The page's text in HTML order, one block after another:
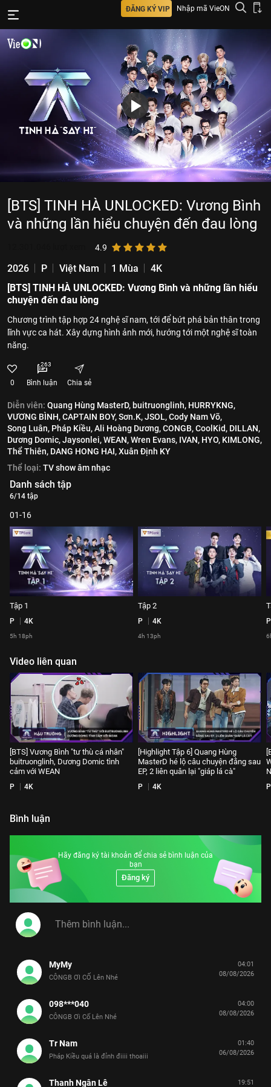
ĐĂNG KÝ VIP Nhập mã VieON
[BTS] TINH HÀ UNLOCKED: Vương Bình
và những lần hiểu chuyện đến đau lòng
4.9
2026 P Việt Nam 1 Mùa
4K
[BTS] TINH HÀ UNLOCKED: Vương Bình và những lần hiểu
chuyện đến đau lòng
Chương trình tập hợp 24 nghệ sĩ nam, tới để bứt phá bản thân trong
lĩnh vực ca hát. Xây dựng hình ảnh mới, hướng tới một nghệ sĩ toàn
năng.
0
263
Bình luận Chia sẻ
Diễn viên: Quang Hùng MasterD, buitruonglinh, HURRYKNG,
VƯƠNG BÌNH,CAPTAIN BOY,Sơn.K,JSOL,Cody Nam Võ,
Song Luân, Pháp Kiều,Ali Hoàng Dương,CONGB,CoolKid, DILLAN,
Dương Domic,Jaysonlei,WEAN,Wren Evans, IVAN, HYO, KIMLONG,
Thể Thiên, DANG HONG HAI,Xuân Định KY
Thể loại: TV show âm nhạc
Danh sách tập
6/14 tập
01-16
Tập 1
P 4K
5h 18ph
Tập 2
P 4K
4h 13ph
P
Video liên quan
[BTS] Vương Bình "tư thù cá nhân"
buitruonglinh, Dương Domic tình
cảm với WEAN
P 4K
[Highlight Tập 6] Quang Hùng
MasterD hé lộ câu chuyện đằng sau
EP, 2 liên quân lại "giáp lá cà"
P 4K P
Bình luận
Hãy đăng ký tài khoản để chia sẻ bình luận của
bạn
Đăng ký
MyMy
CÔNGB ƠI CỐ Lên Nhé
04:01
08/08/2026
098***040
CÔNGB Ơi Cố Lên Nhé
04:00
08/08/2026
Tr Nam
Pháp Kiều quá là đỉnh điiii thoaiii
01:40
06/08/2026
Thanh Ngân Lê 19:51